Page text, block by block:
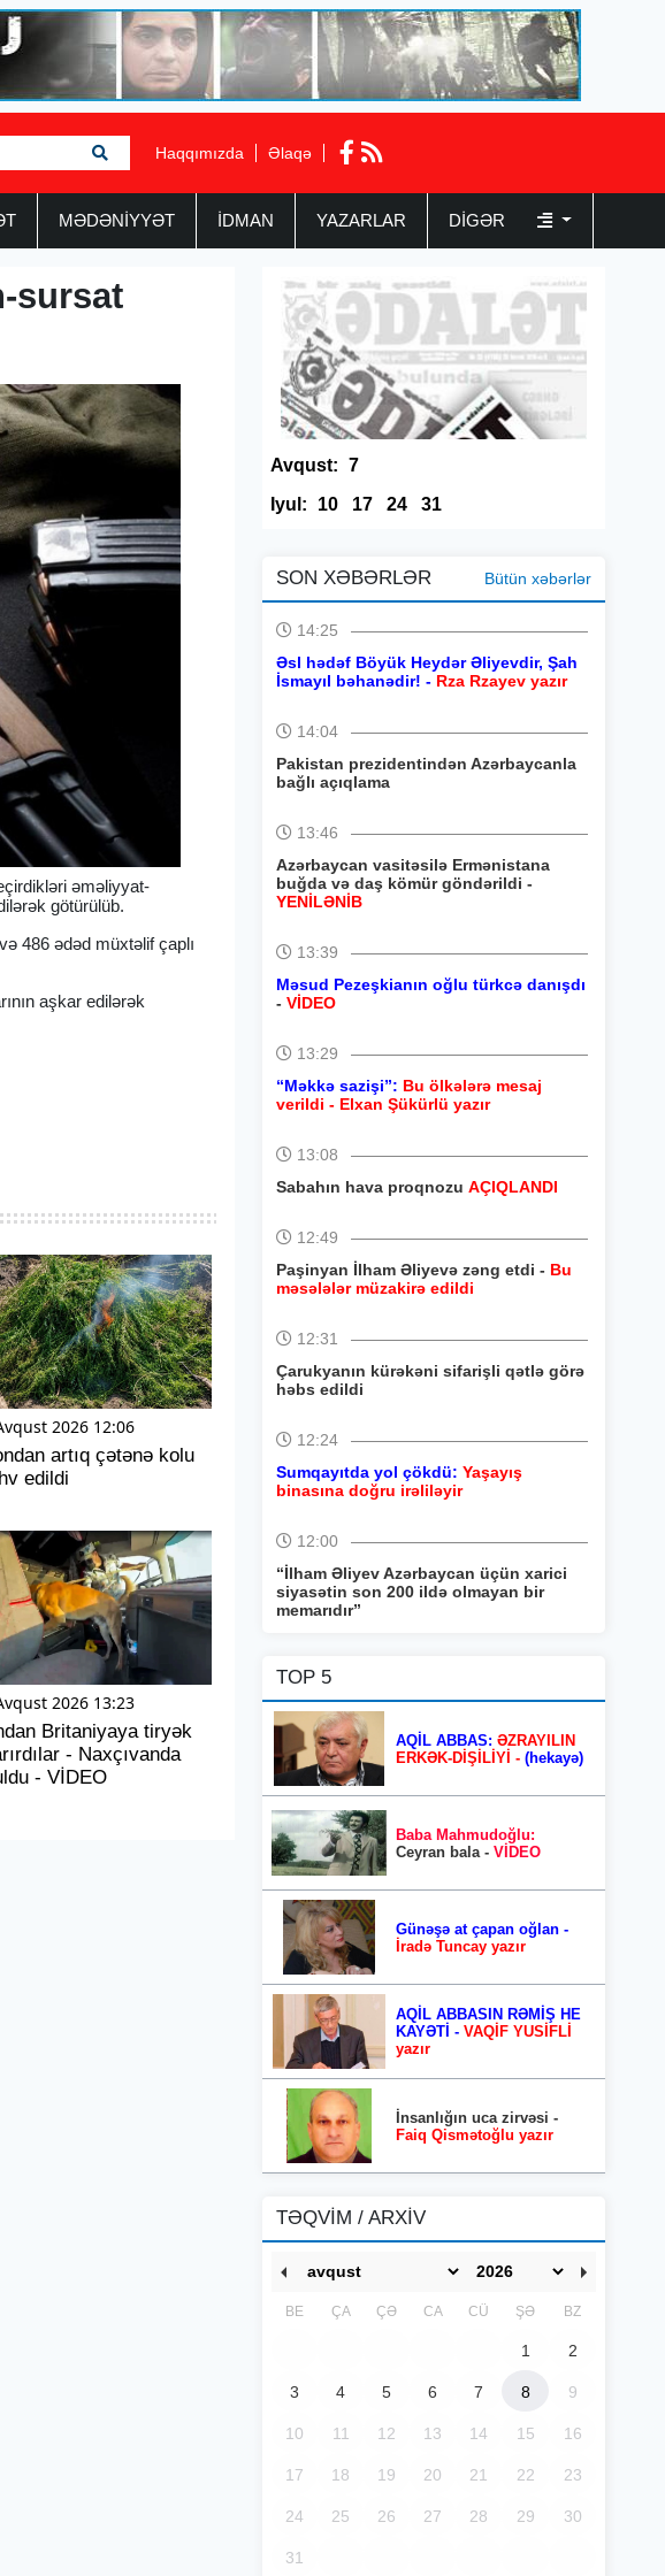
Haqqımızda Əlaqə
MƏDƏNİYYƏT İDMAN YAZARLAR DIGƏR
sursat
əməliyyat-
götürülüb.
486 ədəd müxtəlif çaplı
aşkar edilərək
2026 12:06
artıq çətənə kolu
edildi
2026 13:23
Britaniyaya tiryək
- Naxçıvanda
- VİDEO
Avqust: 7
Iyul:
10 17 24 31
SON XƏBƏRLƏR Bütün xəbərlər
14:25
Əsl hədəf Böyük Heydər Əliyevdir, Şah
İsmayıl bəhanədir! - Rza Rzayev yazır
14:04
Pakistan prezidentindən Azərbaycanla
bağlı açıqlama
13:46
Azərbaycan vasitəsilə Ermənistana
buğda və daş kömür göndərildi -
YENİLƏNİB
13:39
Məsud Pezeşkianın oğlu türkcə danışdı
- VİDEO
13:29
“Məkkə sazişi”: Bu ölkələrə mesaj
verildi - Elxan Şükürlü yazır
13:08
Sabahın hava proqnozu AÇIQLANDI
12:49
Paşinyan İlham Əliyevə zəng etdi - Bu
məsələlər müzakirə edildi
12:31
Çarukyanın kürəkəni sifarişli qətlə görə
həbs edildi
12:24
Sumqayıtda yol çökdü: Yaşayış
binasına doğru irəliləyir
12:00
“İlham Əliyev Azərbaycan üçün xarici
siyasətin son 200 ildə olmayan bir
memarıdır”
TOP 5
AQİL ABBAS: ƏZRAYILIN
ERKƏK-DİŞİLİYİ - (hekayə)
Baba Mahmudoğlu:
Ceyran bala - VİDEO
Günəşə at çapan oğlan -
İradə Tuncay yazır
AQİL ABBASIN RƏMİŞ HE
KAYƏTİ - VAQİF YUSİFLİ
yazır
İnsanlığın uca zirvəsi -
Faiq Qismətoğlu yazır
TƏQVİM / ARXİV
BE ÇA ÇƏ CA CÜ ŞƏ BZ
1 2
3 4 5 6 7 8 9
10 11 12 13 14 15 16
17 18 19 20 21 22 23
24 25 26 27 28 29 30
31